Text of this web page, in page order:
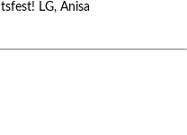
LG, Anisa